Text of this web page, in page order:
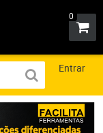
0
Entrar